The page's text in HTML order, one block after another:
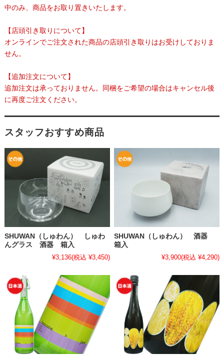
中のみ、商品をお取り置きいたします。
【店頭引き取りについて】
オンラインでご注文された商品の店頭引き取りはお受けしておりま
せん。
【追加注文について】
追加注文は承っておりません。同梱をご希望の場合はキャンセル後
に再度ご注文ください。
スタッフおすすめ商品
SHUWAN（しゅわん） しゅわ
んグラス 酒器 箱入
¥3,136(税込 ¥3,450)
SHUWAN（しゅわん） 酒器
箱入
¥3,900(税込 ¥4,290)